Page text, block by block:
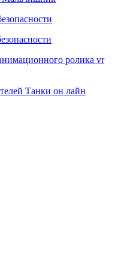
ролика vr
Танки он лайн